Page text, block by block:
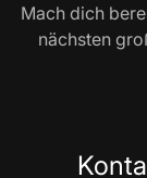
Mach dich
nächsten